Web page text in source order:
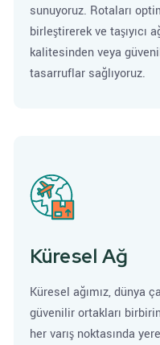
sunuyoruz. Rotaları
birleştirerek ve taşıyıcı
kalitesinden veya
tasarruflar sağlıyoruz.
Küresel Ağ
Küresel ağımız, dünya
güvenilir ortakları
her varış noktasında